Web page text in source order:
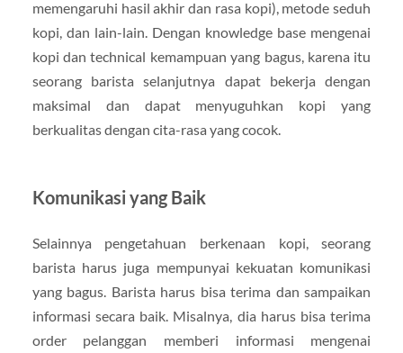
memengaruhi hasil akhir dan rasa kopi), metode seduh
kopi, dan lain-lain. Dengan knowledge base mengenai
kopi dan technical kemampuan yang bagus, karena itu
seorang barista selanjutnya dapat bekerja dengan
maksimal dan dapat menyuguhkan kopi yang
berkualitas dengan cita-rasa yang cocok.
Komunikasi yang Baik
Selainnya pengetahuan berkenaan kopi, seorang
barista harus juga mempunyai kekuatan komunikasi
yang bagus. Barista harus bisa terima dan sampaikan
informasi secara baik. Misalnya, dia harus bisa terima
order pelanggan memberi informasi mengenai